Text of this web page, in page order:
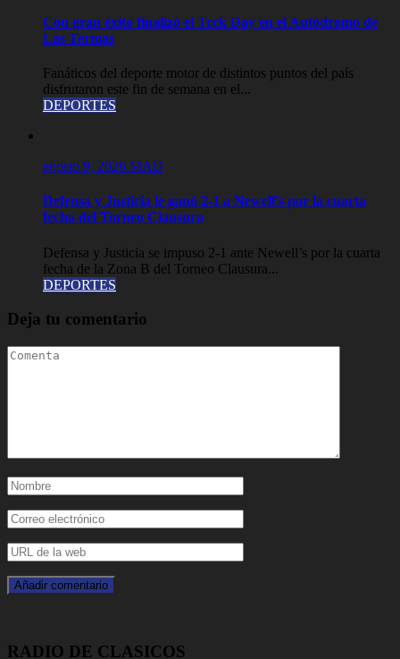
Con gran éxito finalizó el Trck Day en el Autódromo de
Las Termas
Fanáticos del deporte motor de distintos puntos del país
disfrutaron este fin de semana en el...
DEPORTES
agosto 9, 2026 MAD
Defensa y Justicia le ganó 2-1 a Newell’s por la cuarta
fecha del Torneo Clausura
Defensa y Justicia se impuso 2-1 ante Newell’s por la cuarta
fecha de la Zona B del Torneo Clausura...
DEPORTES
Deja tu comentario
RADIO DE CLASICOS